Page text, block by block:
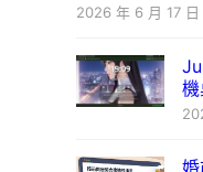
2026 年 6 月 17 日
機